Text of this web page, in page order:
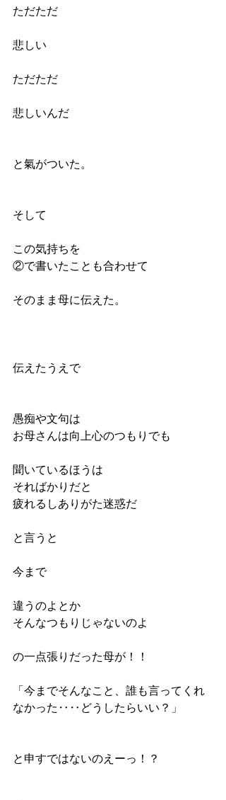
ただただ
悲しい
ただただ
悲しいんだ
と氣がついた。
そして
この気持ちを
②で書いたことも合わせて
そのまま母に伝えた。
伝えたうえで
愚痴や文句は
お母さんは向上心のつもりでも
聞いているほうは
そればかりだと
疲れるしありがた迷惑だ
と言うと
今まで
違うのよとか
そんなつもりじゃないのよ
の一点張りだった母が！！
「今までそんなこと、誰も言ってくれ
なかった‥‥どうしたらいい？」
と申すではないのえーっ！？